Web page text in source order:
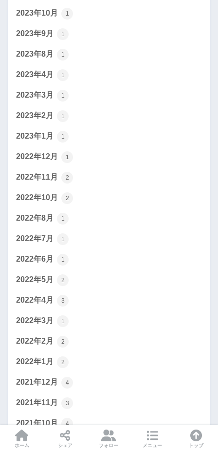
2023年10月 1
2023年9月 1
2023年8月 1
2023年4月 1
2023年3月 1
2023年2月 1
2023年1月 1
2022年12月 1
2022年11月 2
2022年10月 2
2022年8月 1
2022年7月 1
2022年6月 1
2022年5月 2
2022年4月 3
2022年3月 1
2022年2月 2
2022年1月 2
2021年12月 4
2021年11月 3
2021年10月 4
2021年9月 2
ホーム シェア フォロー メニュー トップ